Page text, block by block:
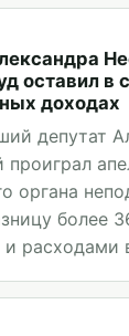
оставил в
доходах
депутат
проиграл
органа
более
расходами